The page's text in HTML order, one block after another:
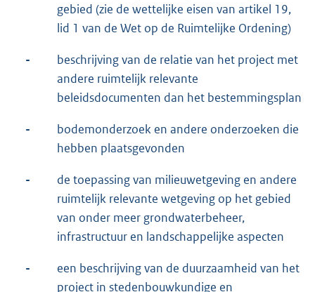
gebied (zie de wettelijke eisen van artikel 19,
lid 1 van de Wet op de Ruimtelijke Ordening)
-
beschrijving van de relatie van het project met
andere ruimtelijk relevante
beleidsdocumenten dan het bestemmingsplan
-
bodemonderzoek en andere onderzoeken die
hebben plaatsgevonden
-
de toepassing van milieuwetgeving en andere
ruimtelijk relevante wetgeving op het gebied
van onder meer grondwaterbeheer,
infrastructuur en landschappelijke aspecten
-
een beschrijving van de duurzaamheid van het
project in stedenbouwkundige en